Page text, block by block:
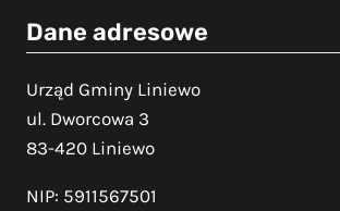
Dane adresowe
Urząd Gminy Liniewo
ul. Dworcowa 3
83-420 Liniewo
NIP: 5911567501